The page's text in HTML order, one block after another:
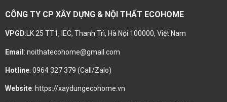
CÔNG TY CP XÂY DỰNG & NỘI THẤT ECOHOME
VPGD:LK 25 TT1, IEC, Thanh Trì, Hà Nội 100000, Việt Nam
Email : noithatecohome@gmail.com
Hotline: 0964 327 379 (Call/Zalo)
Website: https://xaydungecohome.vn